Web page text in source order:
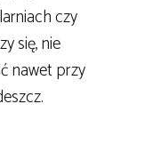
czy
się, nie
nawet przy